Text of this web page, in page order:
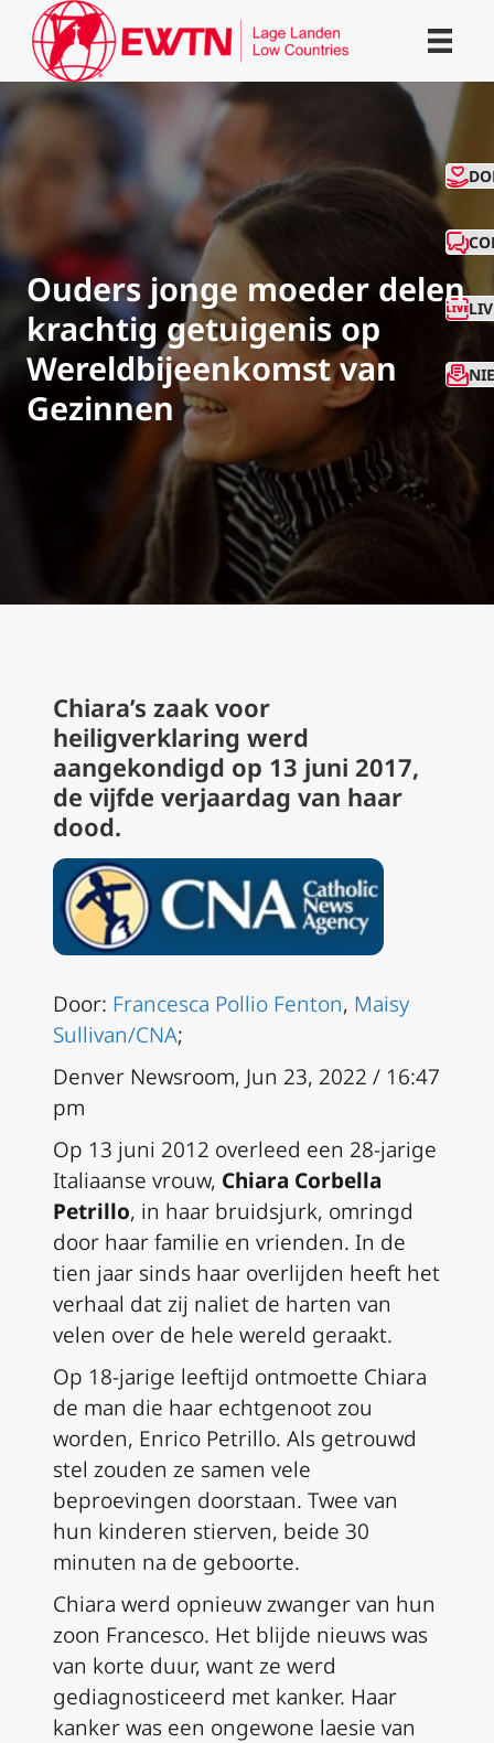
Ouders jonge moeder delen
krachtig getuigenis op
Wereldbijeenkomst van
Gezinnen
Chiara’s zaak voor
heiligverklaring werd
aangekondigd op 13 juni 2017,
de vijfde verjaardag van haar
dood.
Door: Francesca Pollio Fenton, Maisy
Sullivan/CNA;
Denver Newsroom, Jun 23, 2022 / 16:47
pm
Op 13 juni 2012 overleed een 28-jarige
Italiaanse vrouw, Chiara Corbella
Petrillo, in haar bruidsjurk, omringd
door haar familie en vrienden. In de
tien jaar sinds haar overlijden heeft het
verhaal dat zij naliet de harten van
velen over de hele wereld geraakt.
Op 18-jarige leeftijd ontmoette Chiara
de man die haar echtgenoot zou
worden, Enrico Petrillo. Als getrouwd
stel zouden ze samen vele
beproevingen doorstaan. Twee van
hun kinderen stierven, beide 30
minuten na de geboorte.
Chiara werd opnieuw zwanger van hun
zoon Francesco. Het blijde nieuws was
van korte duur, want ze werd
gediagnosticeerd met kanker. Haar
kanker was een ongewone laesie van